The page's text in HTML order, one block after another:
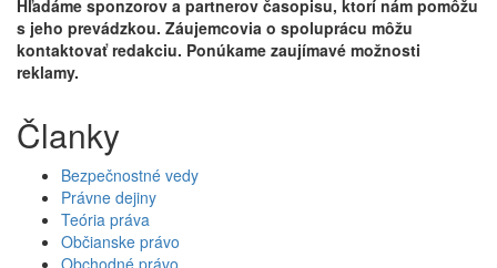
Hľadáme sponzorov a partnerov časopisu, ktorí nám pomôžu
s jeho prevádzkou. Záujemcovia o spoluprácu môžu
kontaktovať redakciu. Ponúkame zaujímavé možnosti
reklamy.
Članky
Bezpečnostné vedy
Právne dejiny
Teória práva
Občianske právo
Obchodné právo